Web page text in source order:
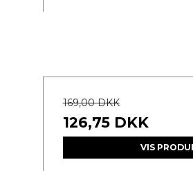
169,00 DKK
126,75 DKK
VIS